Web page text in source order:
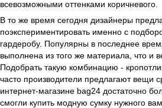
всевозможными оттенками коричневого.
В то же время сегодня дизайнеры
поэкспериментировать именно с
гардеробу. Популярны в последнее
выполнена из того же материала, что и
Подобрать такую комбинацию -
часто производители предлагают вещи
интернет-магазине bag24 достаточно
смогли купить модную сумку нужного